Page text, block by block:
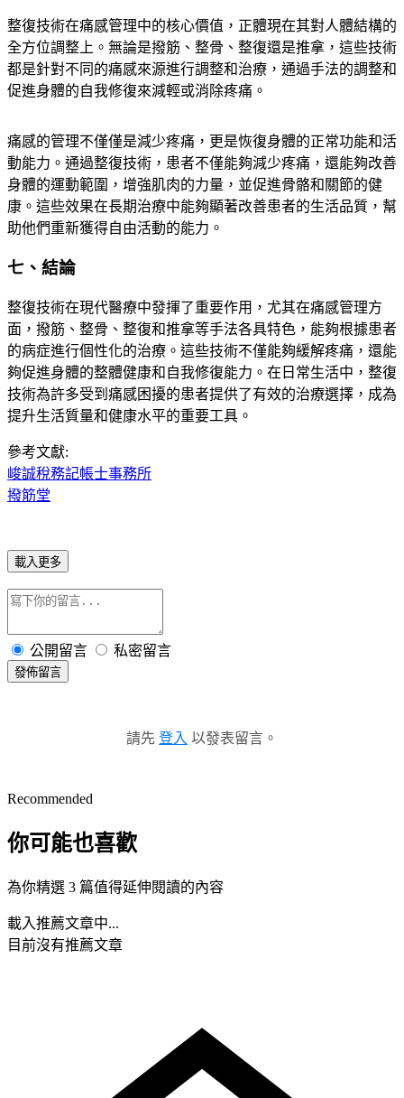
整復技術在痛感管理中的核心價值，正體現在其對人體結構的
全方位調整上。無論是撥筋、整骨、整復還是推拿，這些技術
都是針對不同的痛感來源進行調整和治療，通過手法的調整和
促進身體的自我修復來減輕或消除疼痛。
痛感的管理不僅僅是減少疼痛，更是恢復身體的正常功能和活
動能力。通過整復技術，患者不僅能夠減少疼痛，還能夠改善
身體的運動範圍，增強肌肉的力量，並促進骨骼和關節的健
康。這些效果在長期治療中能夠顯著改善患者的生活品質，幫
助他們重新獲得自由活動的能力。
七、結論
整復技術在現代醫療中發揮了重要作用，尤其在痛感管理方
面，撥筋、整骨、整復和推拿等手法各具特色，能夠根據患者
的病症進行個性化的治療。這些技術不僅能夠緩解疼痛，還能
夠促進身體的整體健康和自我修復能力。在日常生活中，整復
技術為許多受到痛感困擾的患者提供了有效的治療選擇，成為
提升生活質量和健康水平的重要工具。
參考文獻:
峻誠稅務記帳士事務所
撥筋堂
載入更多
公開留言 私密留言
發佈留言
請先 登入 以發表留言。
Recommended
你可能也喜歡
為你精選 3 篇值得延伸閱讀的內容
載入推薦文章中...
目前沒有推薦文章